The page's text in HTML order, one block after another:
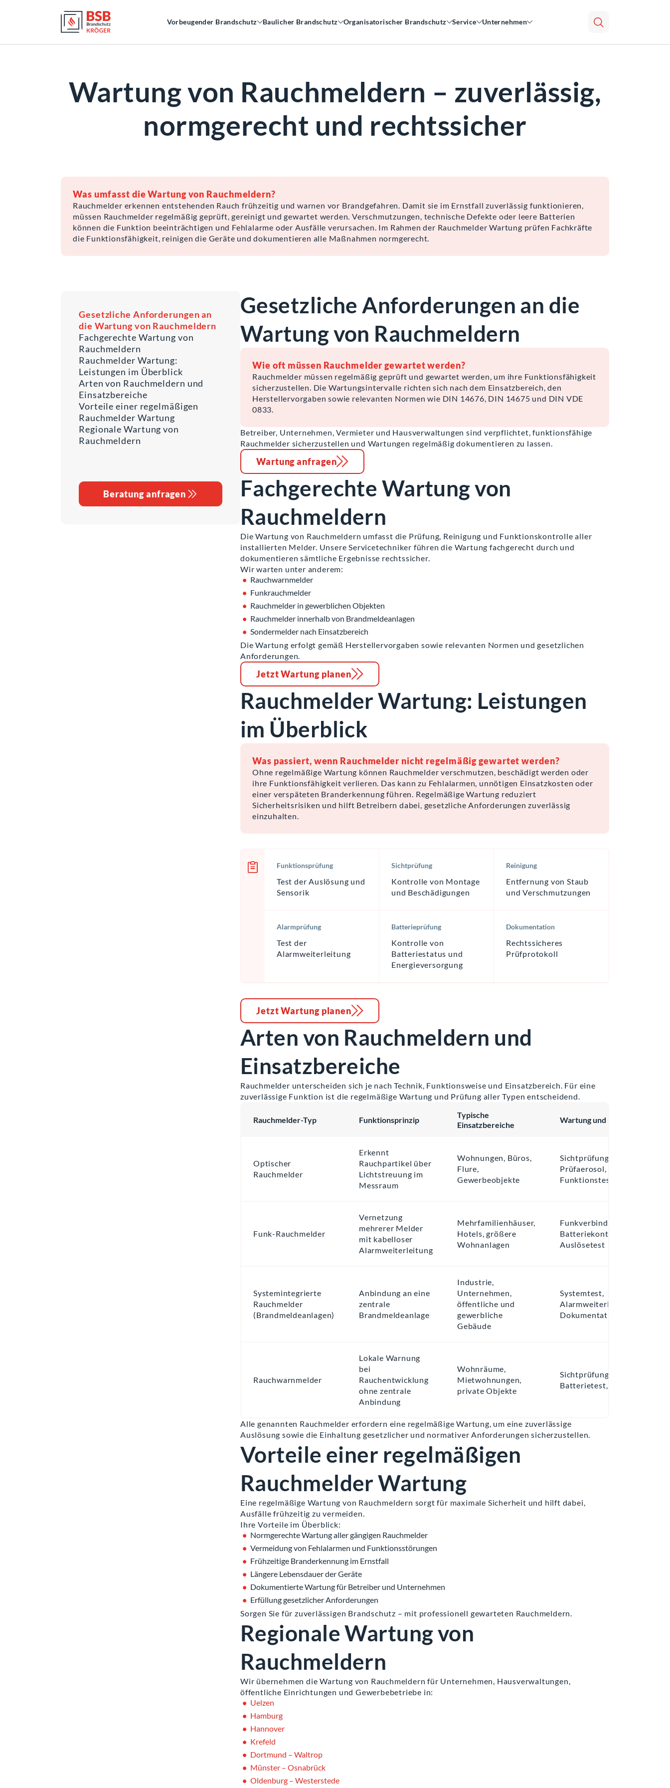
Vorbeugender Brandschutz Baulicher Brandschutz Organisatorischer Brandschutz Service Unternehmen
Wartung von Rauchmeldern – zuverlässig,
normgerecht und rechtssicher
Was umfasst die Wartung von Rauchmeldern?
Rauchmelder erkennen entstehenden Rauch frühzeitig und warnen vor Brandgefahren. Damit sie im Ernstfall zuverlässig funktionieren,
müssen Rauchmelder regelmäßig geprüft, gereinigt und gewartet werden. Verschmutzungen, technische Defekte oder leere Batterien
können die Funktion beeinträchtigen und Fehlalarme oder Ausfälle verursachen. Im Rahmen der Rauchmelder Wartung prüfen Fachkräfte
die Funktionsfähigkeit, reinigen die Geräte und dokumentieren alle Maßnahmen normgerecht.
Gesetzliche Anforderungen an
die Wartung von Rauchmeldern
Fachgerechte Wartung von
Rauchmeldern
Rauchmelder Wartung:
Leistungen im Überblick
Arten von Rauchmeldern und
Einsatzbereiche
Vorteile einer regelmäßigen
Rauchmelder Wartung
Regionale Wartung von
Rauchmeldern
Beratung anfragen
Gesetzliche Anforderungen an die
Wartung von Rauchmeldern
Wie oft müssen Rauchmelder gewartet werden?
Rauchmelder müssen regelmäßig geprüft und gewartet werden, um ihre Funktionsfähigkeit
sicherzustellen. Die Wartungsintervalle richten sich nach dem Einsatzbereich, den
Herstellervorgaben sowie relevanten Normen wie DIN 14676, DIN 14675 und DIN VDE
0833.
Betreiber, Unternehmen, Vermieter und Hausverwaltungen sind verpflichtet, funktionsfähige
Rauchmelder sicherzustellen und Wartungen regelmäßig dokumentieren zu lassen.
Wartung anfragen
Fachgerechte Wartung von
Rauchmeldern
Die Wartung von Rauchmeldern umfasst die Prüfung, Reinigung und Funktionskontrolle aller
installierten Melder. Unsere Servicetechniker führen die Wartung fachgerecht durch und
dokumentieren sämtliche Ergebnisse rechtssicher.
Wir warten unter anderem:
Rauchwarnmelder
Funkrauchmelder
Rauchmelder in gewerblichen Objekten
Rauchmelder innerhalb von Brandmeldeanlagen
Sondermelder nach Einsatzbereich
Die Wartung erfolgt gemäß Herstellervorgaben sowie relevanten Normen und gesetzlichen
Anforderungen.
Jetzt Wartung planen
Rauchmelder Wartung: Leistungen
im Überblick
Was passiert, wenn Rauchmelder nicht regelmäßig gewartet werden?
Ohne regelmäßige Wartung können Rauchmelder verschmutzen, beschädigt werden oder
ihre Funktionsfähigkeit verlieren. Das kann zu Fehlalarmen, unnötigen Einsatzkosten oder
einer verspäteten Branderkennung führen. Regelmäßige Wartung reduziert
Sicherheitsrisiken und hilft Betreibern dabei, gesetzliche Anforderungen zuverlässig
einzuhalten.
Funktionsprüfung
Test der Auslösung und
Sensorik
Sichtprüfung
Kontrolle von Montage
und Beschädigungen
Reinigung
Entfernung von Staub
und Verschmutzungen
Alarmprüfung
Test der
Alarmweiterleitung
Batterieprüfung
Kontrolle von
Batteriestatus und
Energieversorgung
Dokumentation
Rechtssicheres
Prüfprotokoll
Jetzt Wartung planen
Arten von Rauchmeldern und
Einsatzbereiche
Rauchmelder unterscheiden sich je nach Technik, Funktionsweise und Einsatzbereich. Für eine
zuverlässige Funktion ist die regelmäßige Wartung und Prüfung aller Typen entscheidend.
Rauchmelder-Typ Funktionsprinzip
Typische
Einsatzbereiche
Wartung und Prüfung
Optischer
Rauchmelder
Erkennt
Rauchpartikel über
Lichtstreuung im
Messraum
Wohnungen, Büros,
Flure,
Gewerbeobjekte
Sichtprüfung,
Prüfaerosol,
Funktionstest
Funk-Rauchmelder
Vernetzung
mehrerer Melder
mit kabelloser
Alarmweiterleitung
Mehrfamilienhäuser,
Hotels, größere
Wohnanlagen
Funkverbindungstest,
Batteriekontrolle,
Auslösetest
Systemintegrierte
Rauchmelder
(Brandmeldeanlagen)
Anbindung an eine
zentrale
Brandmeldeanlage
Industrie,
Unternehmen,
öffentliche und
gewerbliche
Gebäude
Systemtest,
Alarmweiterleitung,
Dokumentationsprüfung
Rauchwarnmelder
Lokale Warnung
bei
Rauchentwicklung
ohne zentrale
Anbindung
Wohnräume,
Mietwohnungen,
private Objekte
Sichtprüfung,
Batterietest, Reinigung
Alle genannten Rauchmelder erfordern eine regelmäßige Wartung, um eine zuverlässige
Auslösung sowie die Einhaltung gesetzlicher und normativer Anforderungen sicherzustellen.
Vorteile einer regelmäßigen
Rauchmelder Wartung
Eine regelmäßige Wartung von Rauchmeldern sorgt für maximale Sicherheit und hilft dabei,
Ausfälle frühzeitig zu vermeiden.
Ihre Vorteile im Überblick:
Normgerechte Wartung aller gängigen Rauchmelder
Vermeidung von Fehlalarmen und Funktionsstörungen
Frühzeitige Branderkennung im Ernstfall
Längere Lebensdauer der Geräte
Dokumentierte Wartung für Betreiber und Unternehmen
Erfüllung gesetzlicher Anforderungen
Sorgen Sie für zuverlässigen Brandschutz – mit professionell gewarteten Rauchmeldern.
Regionale Wartung von
Rauchmeldern
Wir übernehmen die Wartung von Rauchmeldern für Unternehmen, Hausverwaltungen,
öffentliche Einrichtungen und Gewerbebetriebe in:
Uelzen
Hamburg
Hannover
Krefeld
Dortmund – Waltrop
Münster – Osnabrück
Oldenburg – Westerstede